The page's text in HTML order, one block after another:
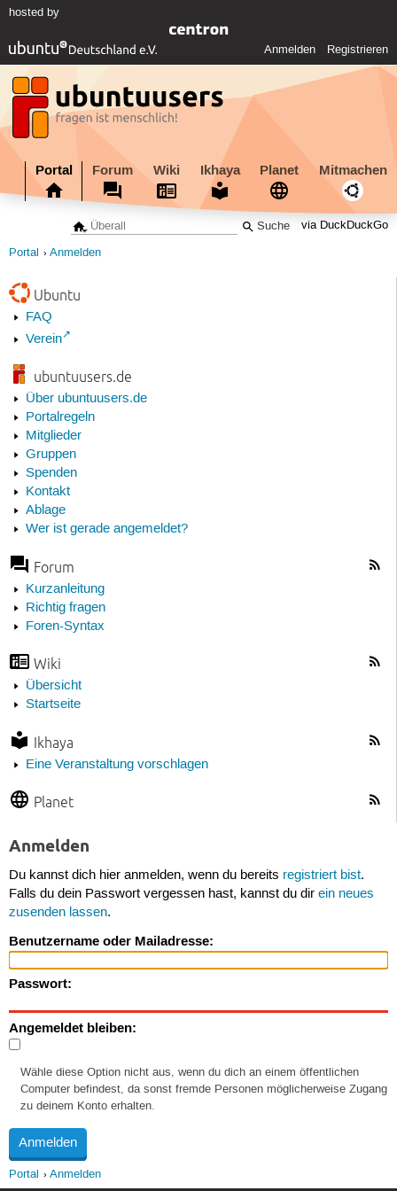
hosted by
Anmelden Registrieren
Portal Forum Wiki Ikhaya Planet Mitmachen
via DuckDuckGo
Portal Anmelden
Ubuntu
FAQ
Verein
ubuntuusers.de
Über ubuntuusers.de
Portalregeln
Mitglieder
Gruppen
Spenden
Kontakt
Ablage
Wer ist gerade angemeldet?
Forum
Kurzanleitung
Richtig fragen
Foren-Syntax
Wiki
Übersicht
Startseite
Ikhaya
Eine Veranstaltung vorschlagen
Planet
Anmelden
Du kannst dich hier anmelden, wenn du bereits registriert bist.
Falls du dein Passwort vergessen hast, kannst du dir ein neues
zusenden lassen.
Benutzername oder Mailadresse:
Passwort:
Angemeldet bleiben:
Wähle diese Option nicht aus, wenn du dich an einem öffentlichen
Computer befindest, da sonst fremde Personen möglicherweise Zugang
zu deinem Konto erhalten.
Portal Anmelden